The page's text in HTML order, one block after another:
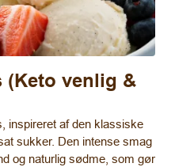
(Keto venlig &
inspireret af den klassiske
sukker. Den intense smag
og naturlig sødme, som gør